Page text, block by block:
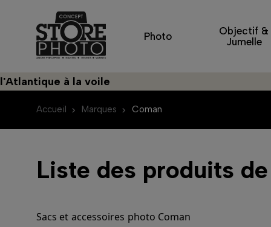
Photo
Objectif &
Jumelle
à la voile
Accueil Marques Coman
Liste des produits
Sacs et accessoires photo Coman